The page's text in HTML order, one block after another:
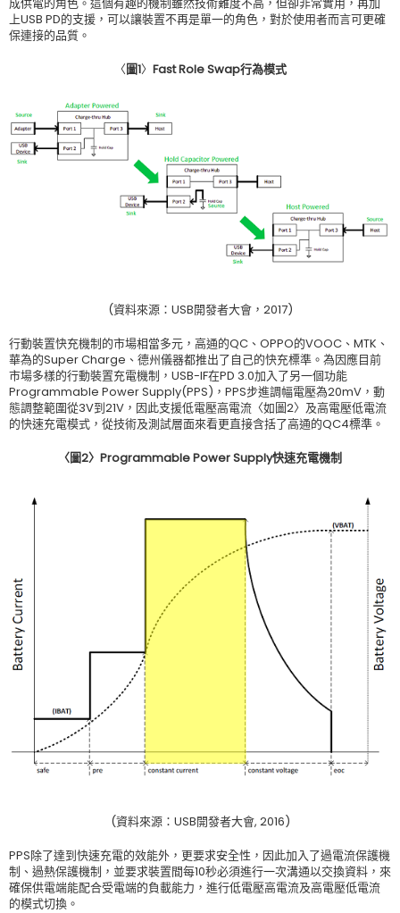
上USB PD的支援，可以讓裝置不再是單一的角色，對於使用者而言可更確
保連接的品質。
〈圖1〉 Fast Role Swap行為模式
(資料來源：USB開發者大會，2017)
行動裝置快充機制的市場相當多元，高通的QC、OPPO的VOOC、MTK、
華為的Super Charge、德州儀器都推出了自己的快充標準。為因應目前
市場多樣的行動裝置充電機制，USB-IF在PD 3.0加入了另一個功能
Programmable Power Supply(PPS)，PPS步進調幅電壓為20mV，動
態調整範圍從3V到21V，因此支援低電壓高電流〈如圖2〉及高電壓低電流
的快速充電模式，從技術及測試層面來看更直接含括了高通的QC4標準。
〈圖2〉 Programmable Power Supply快速充電機制
(資料來源：USB開發者大會, 2016)
PPS除了達到快速充電的效能外，更要求安全性，因此加入了過電流保護機
制、過熱保護機制，並要求裝置間每10秒必須進行一次溝通以交換資料，來
確保供電端能配合受電端的負載能力，進行低電壓高電流及高電壓低電流
的模式切換。